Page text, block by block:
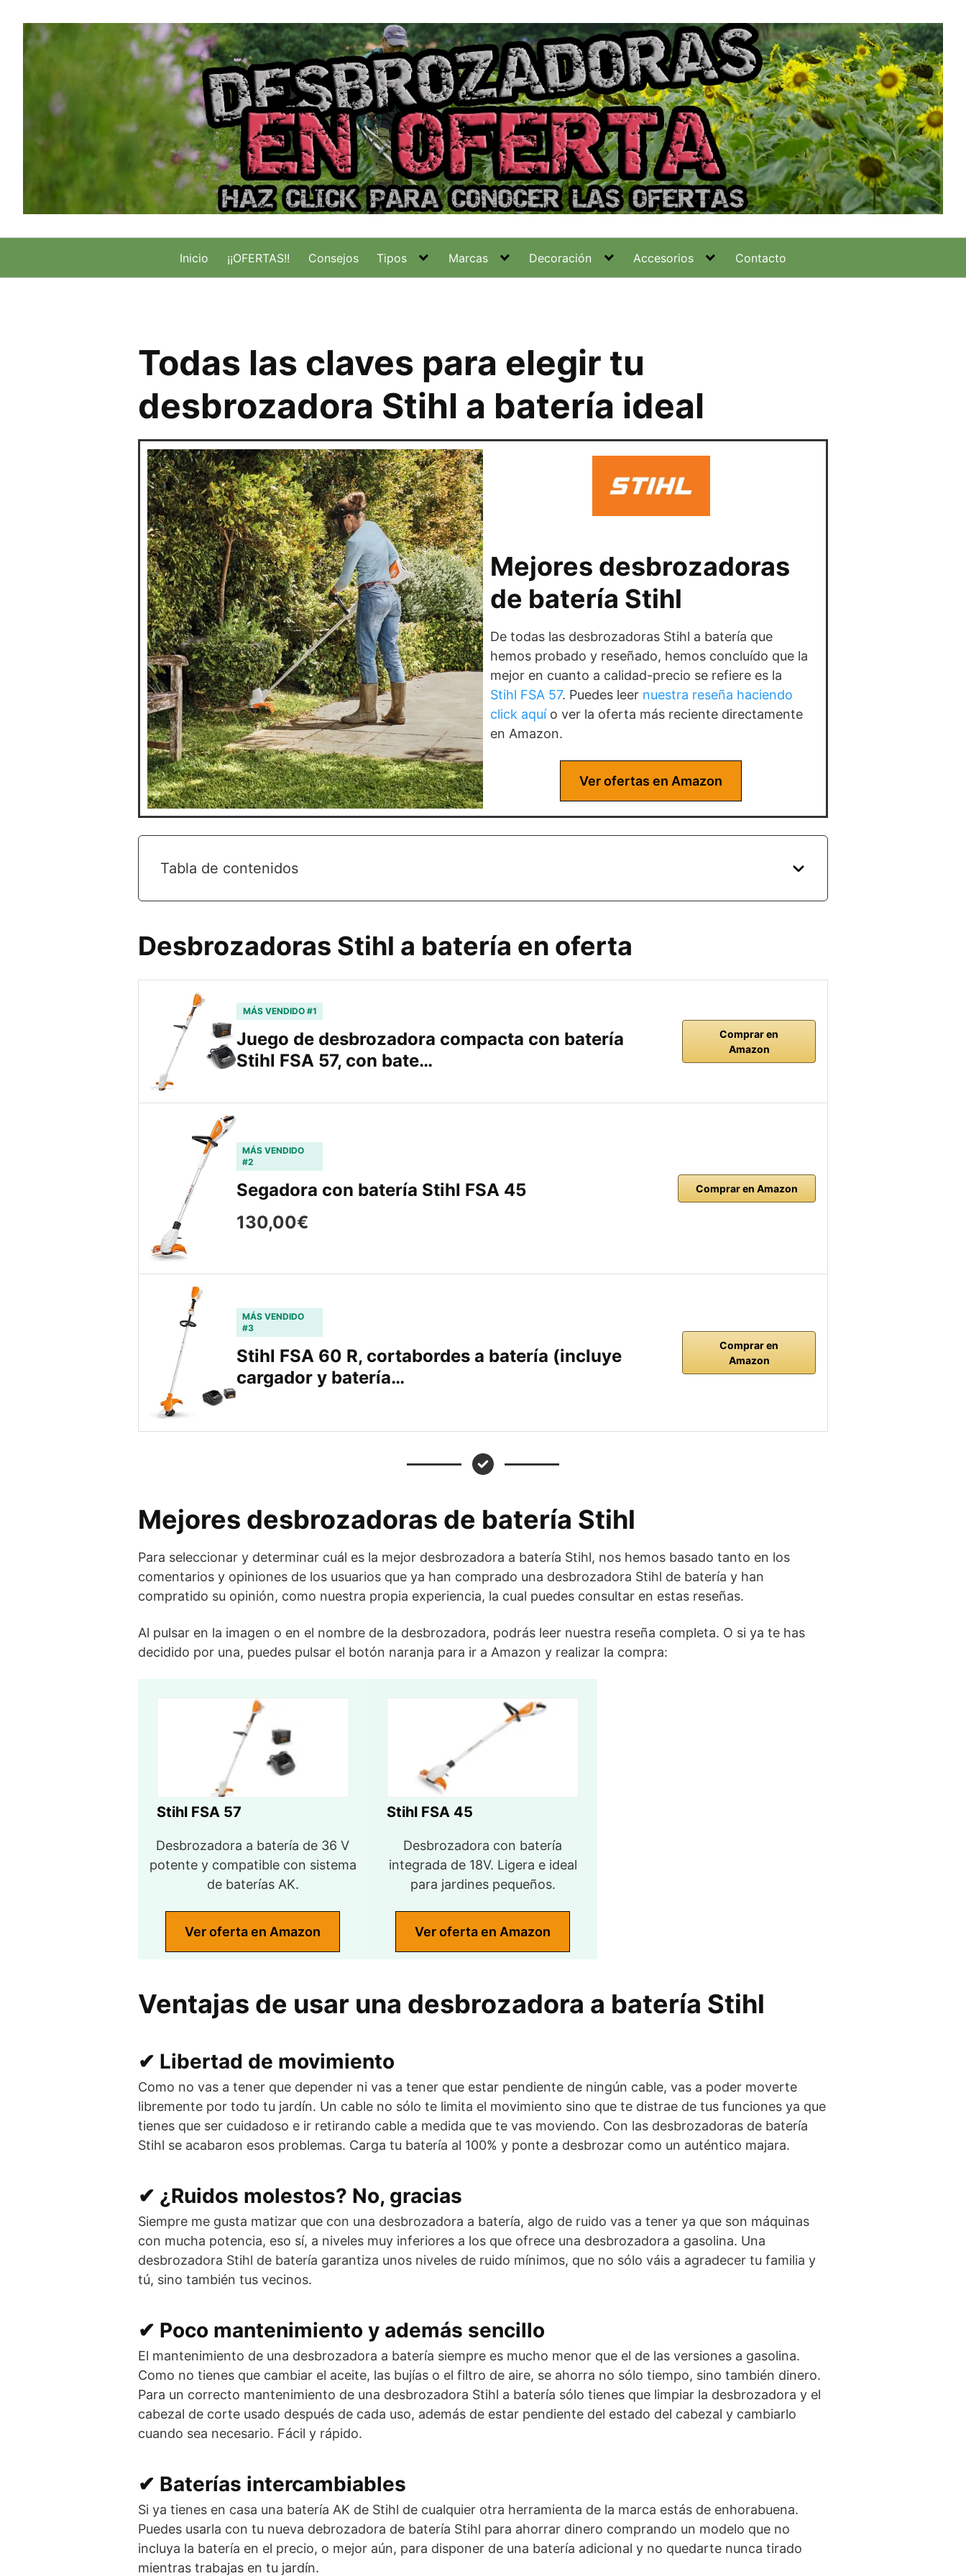
contenido
Inicio ¡¡OFERTAS!! Consejos Tipos Marcas Decoración Accesorios Contacto
Todas las claves para elegir tu
desbrozadora Stihl a batería ideal
Mejores desbrozadoras
de batería Stihl
De todas las desbrozadoras Stihl a batería que
hemos probado y reseñado, hemos concluído que la
mejor en cuanto a calidad-precio se refiere es la
Stihl FSA 57. Puedes leer nuestra reseña haciendo
click aquío ver la oferta más reciente directamente
en Amazon.
Ver ofertas en Amazon
Tabla de contenidos
Desbrozadoras Stihl a batería en oferta
MÁS VENDIDO #1
Juego de desbrozadora compacta con batería
Stihl FSA 57, con bate…
Comprar en
Amazon
MÁS VENDIDO
#2
Segadora con batería Stihl FSA 45
130,00€
Comprar en Amazon
MÁS VENDIDO
#3
Stihl FSA 60 R, cortabordes a batería (incluye
cargador y batería…
Comprar en
Amazon
Mejores desbrozadoras de batería Stihl
Para seleccionar y determinar cuál es la mejor desbrozadora a batería Stihl, nos hemos basado tanto en los
comentarios y opiniones de los usuarios que ya han comprado una desbrozadora Stihl de batería y han
compratido su opinión, como nuestra propia experiencia, la cual puedes consultar en estas reseñas.
Al pulsar en la imagen o en el nombre de la desbrozadora, podrás leer nuestra reseña completa. O si ya te has
decidido por una, puedes pulsar el botón naranja para ir a Amazon y realizar la compra:
Stihl FSA 57
Desbrozadora a batería de 36 V
potente y compatible con sistema
de baterías AK.
Ver oferta en Amazon
Stihl FSA 45
Desbrozadora con batería
integrada de 18V. Ligera e ideal
para jardines pequeños.
Ver oferta en Amazon
Ventajas de usar una desbrozadora a batería Stihl
✔ Libertad de movimiento
Como no vas a tener que depender ni vas a tener que estar pendiente de ningún cable, vas a poder moverte
libremente por todo tu jardín. Un cable no sólo te limita el movimiento sino que te distrae de tus funciones ya que
tienes que ser cuidadoso e ir retirando cable a medida que te vas moviendo. Con las desbrozadoras de batería
Stihl se acabaron esos problemas. Carga tu batería al 100% y ponte a desbrozar como un auténtico majara.
✔ ¿Ruidos molestos? No, gracias
Siempre me gusta matizar que con una desbrozadora a batería, algo de ruido vas a tener ya que son máquinas
con mucha potencia, eso sí, a niveles muy inferiores a los que ofrece una desbrozadora a gasolina. Una
desbrozadora Stihl de batería garantiza unos niveles de ruido mínimos, que no sólo váis a agradecer tu familia y
tú, sino también tus vecinos.
✔ Poco mantenimiento y además sencillo
El mantenimiento de una desbrozadora a batería siempre es mucho menor que el de las versiones a gasolina.
Como no tienes que cambiar el aceite, las bujías o el filtro de aire, se ahorra no sólo tiempo, sino también dinero.
Para un correcto mantenimiento de una desbrozadora Stihl a batería sólo tienes que limpiar la desbrozadora y el
cabezal de corte usado después de cada uso, además de estar pendiente del estado del cabezal y cambiarlo
cuando sea necesario. Fácil y rápido.
✔ Baterías intercambiables
Si ya tienes en casa una batería AK de Stihl de cualquier otra herramienta de la marca estás de enhorabuena.
Puedes usarla con tu nueva debrozadora de batería Stihl para ahorrar dinero comprando un modelo que no
incluya la batería en el precio, o mejor aún, para disponer de una batería adicional y no quedarte nunca tirado
mientras trabajas en tu jardín.